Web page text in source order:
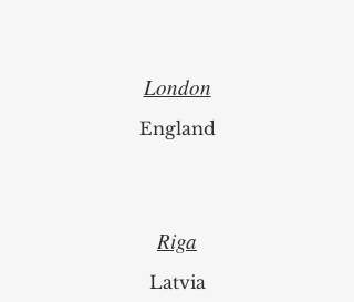
London
England
Riga
Latvia